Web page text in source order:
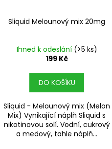
Sliquid Melounový mix 20mg
Ihned k odeslání (>5 ks)
199 Kč
DO KOŠÍKU
Sliquid - Melounový mix (Melon
Mix) Vynikající náplň Sliquid s
nikotinovou solí. Vodní, cukrový
a medový, tahle náplň...